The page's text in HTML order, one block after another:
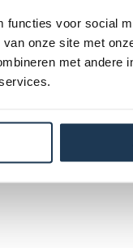
voor social
onze site met
met andere